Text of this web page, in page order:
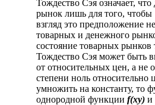
Тождество Сэя означает,
рынок лишь для того, чтобы
взгляд это предположение
товарных и денежного
состояние товарных
Тождество Сэя может быть
от относительных цен, а не
степени ноль
умножить на константу, то
однородной функции f(xy) и